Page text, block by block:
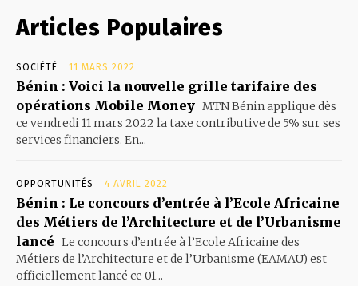
Articles Populaires
SOCIÉTÉ 11 MARS 2022
Bénin : Voici la nouvelle grille tarifaire des
opérations Mobile Money MTN Bénin applique dès
ce vendredi 11 mars 2022 la taxe contributive de 5% sur ses
services financiers. En...
OPPORTUNITÉS 4 AVRIL 2022
Bénin : Le concours d’entrée à l’Ecole Africaine
des Métiers de l’Architecture et de l’Urbanisme
lancé Le concours d’entrée à l’Ecole Africaine des
Métiers de l’Architecture et de l’Urbanisme (EAMAU) est
officiellement lancé ce 01...